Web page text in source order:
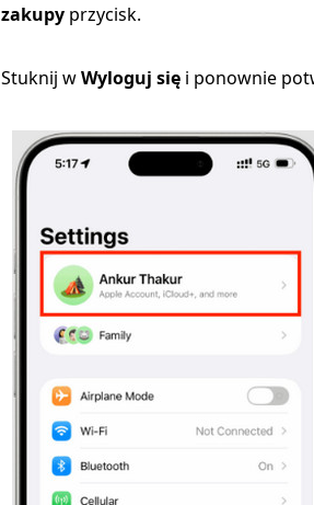
zakupy przycisk.
Stuknij wWyloguj się i ponownie